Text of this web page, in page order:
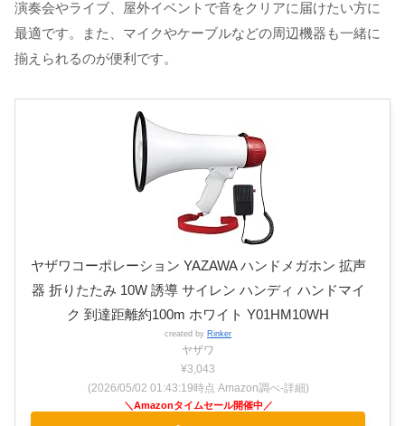
演奏会やライブ、屋外イベントで音をクリアに届けたい方に
最適です。また、マイクやケーブルなどの周辺機器も一緒に
揃えられるのが便利です。
ヤザワコーポレーション YAZAWA ハンドメガホン 拡声
器 折りたたみ 10W 誘導 サイレン ハンディ ハンドマイ
ク 到達距離約100m ホワイト Y01HM10WH
created by Rinker
ヤザワ
¥3,043
(2026/05/02 01:43:19時点 Amazon調べ-詳細)